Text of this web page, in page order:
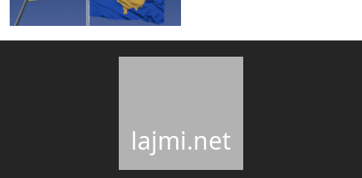
lajmi.net